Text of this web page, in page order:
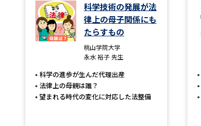
科学技術の発展が法
律上の母子関係にも
たらすもの
桃山学院大学
永水 裕子 先生
科学の進歩が生んだ代理出産
法律上の母親は誰？
望まれる時代の変化に対応した法整備